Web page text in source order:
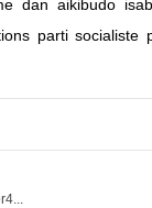
dan aikibudo
parti socialiste